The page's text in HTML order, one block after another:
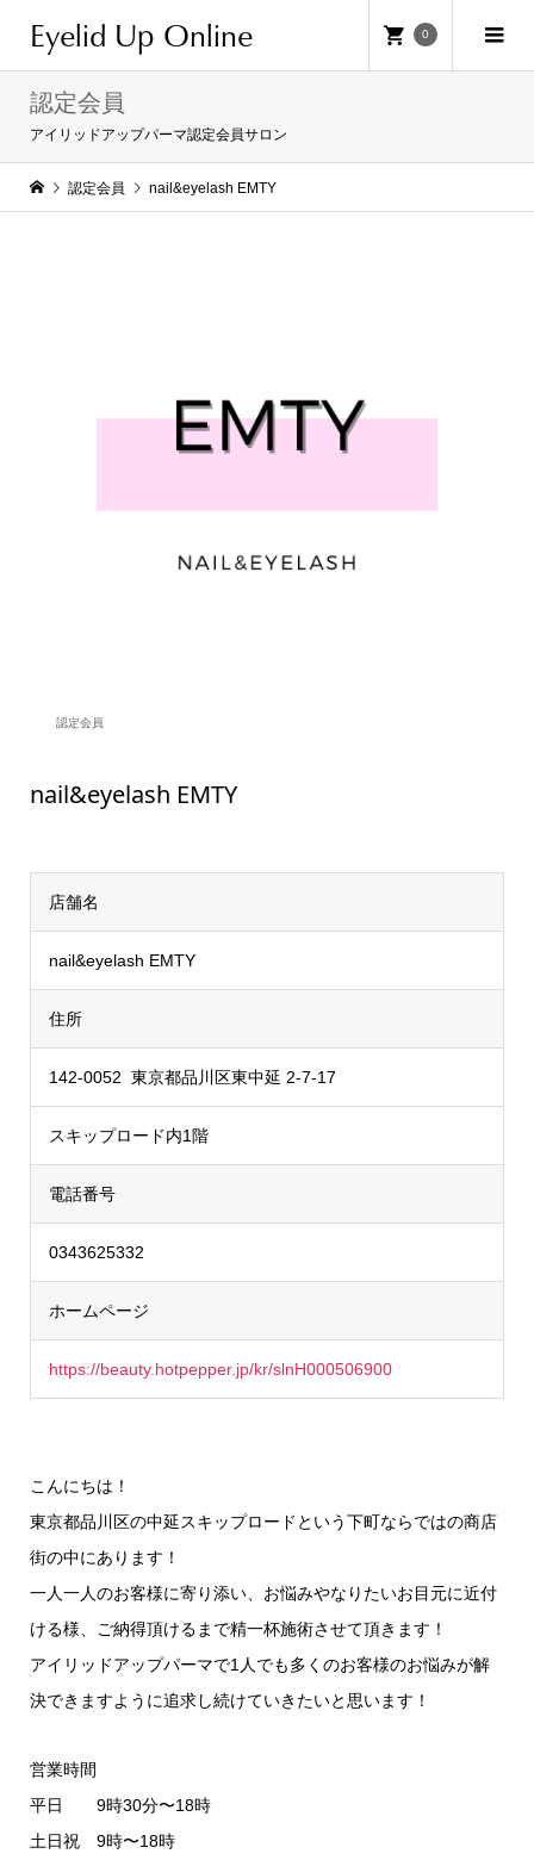
Eyelid Up Online 0
認定会員
アイリッドアップパーマ認定会員サロン
認定会員 nail&eyelash EMTY
認定会員
nail&eyelash EMTY
店舗名
nail&eyelash EMTY
住所
142-0052 東京都品川区東中延 2-7-17
スキップロード内1階
電話番号
0343625332
ホームページ
https://beauty.hotpepper.jp/kr/slnH000506900
こんにちは！
東京都品川区の中延スキップロードという下町ならではの商店
街の中にあります！
一人一人のお客様に寄り添い、お悩みやなりたいお目元に近付
ける様、ご納得頂けるまで精一杯施術させて頂きます！
アイリッドアップパーマで1人でも多くのお客様のお悩みが解
決できますように追求し続けていきたいと思います！
営業時間
平日 9時30分〜18時
土日祝 9時〜18時